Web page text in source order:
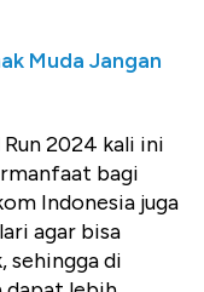
Muda Jangan
2024 kali ini
bagi
Indonesia juga
agar bisa
sehingga di